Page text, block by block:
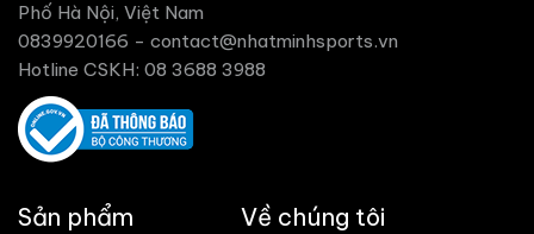
Phố Hà Nội, Việt Nam
0839920166 - contact@nhatminhsports.vn
Hotline CSKH: 08 3688 3988
Sản phẩm Về chúng tôi